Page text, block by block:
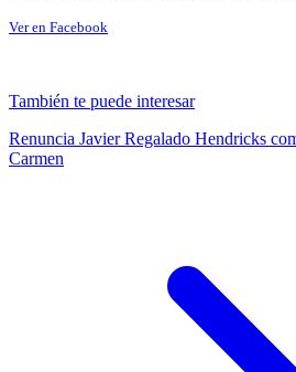
Ver en Facebook
También te puede interesar
Renuncia Javier Regalado Hendricks
Carmen